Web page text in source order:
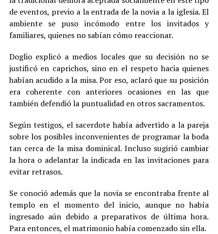
de eventos, previo a la entrada de la novia a la iglesia. El
ambiente se puso incómodo entre los invitados y
familiares, quienes no sabían cómo reaccionar.
Doglio explicó a medios locales que su decisión no se
justificó en caprichos, sino en el respeto hacia quienes
habían acudido a la misa. Por eso, aclaró que su posición
era coherente con anteriores ocasiones en las que
también defendió la puntualidad en otros sacramentos.
Según testigos, el sacerdote había advertido a la pareja
sobre los posibles inconvenientes de programar la boda
tan cerca de la misa dominical. Incluso sugirió cambiar
la hora o adelantar la indicada en las invitaciones para
evitar retrasos.
Se conoció además que la novia se encontraba frente al
templo en el momento del inicio, aunque no había
ingresado aún debido a preparativos de última hora.
Para entonces, el matrimonio había comenzado sin ella.